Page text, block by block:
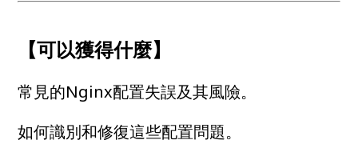
【可以獲得什麼】
常見的Nginx配置失誤及其風險。
如何識別和修復這些配置問題。